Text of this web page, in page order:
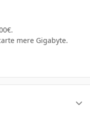
mere Gigabyte.